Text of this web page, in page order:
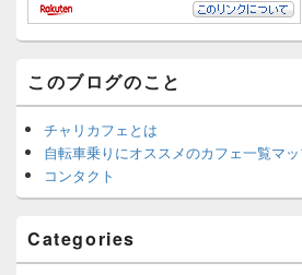
このブログのこと
チャリカフェとは
自転車乗りにオススメのカフェ一覧マ
コンタクト
Categories